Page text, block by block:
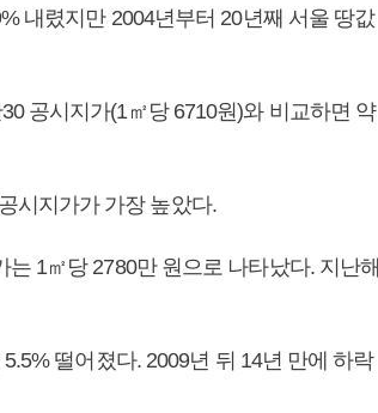
내렸지만 2004년부터 20년째 서울 땅값
공시지가(1㎡당 6710원)와 비교하면 약
시지가가 가장 높았다.
1㎡당 2780만 원으로 나타났다. 지난해
떨어졌다. 2009년 뒤 14년 만에 하락